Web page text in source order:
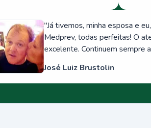
"Já tivemos, minha esposa e
Medprev, todas perfeitas! O
excelente. Continuem sempre
José Luiz Brustolin